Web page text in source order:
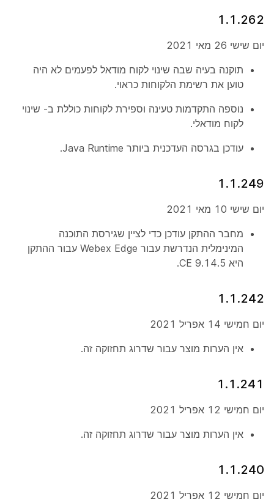
1.1.262
יום שישי 26 מאי 2021
תוקנה בעיה שבה שינוי לקוח מודאל לפעמים לא היה
טוען את רשימת הלקוחות כראוי.
נוספה התקדמות טעינה וספירת לקוחות כוללת ב- שינוי
לקוח מודאלי.
עודכן בגרסה העדכנית ביותר Java Runtime.
1.1.249
יום שישי 10 מאי 2021
מחבר ההתקן עודכן כדי לציין שגירסת התוכנה
המינימלית הנדרשת עבור Webex Edge עבור ההתקן
היא CE 9.14.5.
1.1.242
יום חמישי 14 אפריל 2021
אין הערות מוצר עבור שדרוג תחזוקה זה.
1.1.241
יום חמישי 12 אפריל 2021
אין הערות מוצר עבור שדרוג תחזוקה זה.
1.1.240
יום חמישי 12 אפריל 2021